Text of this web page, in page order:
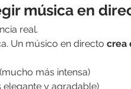
música en
real.
Un músico en directo crea
más intensa)
elegante y agradable)